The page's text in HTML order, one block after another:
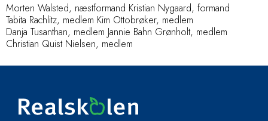
Morten Walsted, næstformand Kristian Nygaard, formand
Tabita Rachlitz, medlem Kim Ottobrøker, medlem
Danja Tusanthan, medlem Jannie Bahn Grønholt, medlem
Christian Quist Nielsen, medlem